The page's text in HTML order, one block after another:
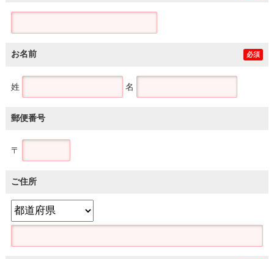
お名前 必須
姓 名
郵便番号
〒
ご住所